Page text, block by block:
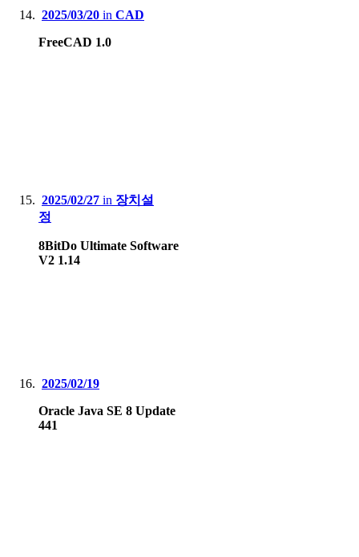
2025/03/20 in CAD
FreeCAD 1.0
2025/02/27 in 장치설
정
8BitDo Ultimate Software
V2 1.14
2025/02/19
Oracle Java SE 8 Update
441